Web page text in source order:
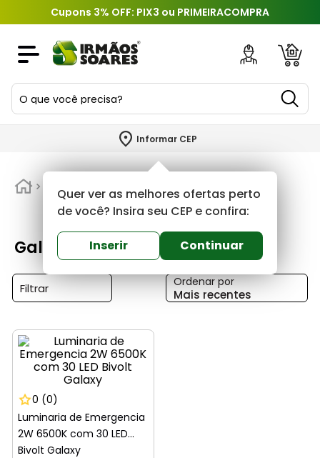
Cupons 3% OFF: PIX3 ou PRIMEIRACOMPRA
O que você precisa?
Informar CEP
Quer ver as melhores ofertas perto
de você? Insira seu CEP e confira:
Inserir Continuar
Galaxy
Galaxy
Ordenar por
Mais recentes
Filtrar
0 (0)
Luminaria de Emergencia
2W 6500K com 30 LED
Bivolt Galaxy
TERMOS MAIS BUSCADOS
2º
porta
revestimento
argamassa
6º
telha
8º
cimento
9º
torneira
vaso sanitário